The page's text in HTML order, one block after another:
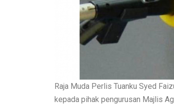
Raja Muda Perlis Tuanku Syed
kepada pihak pengurusan Majlis